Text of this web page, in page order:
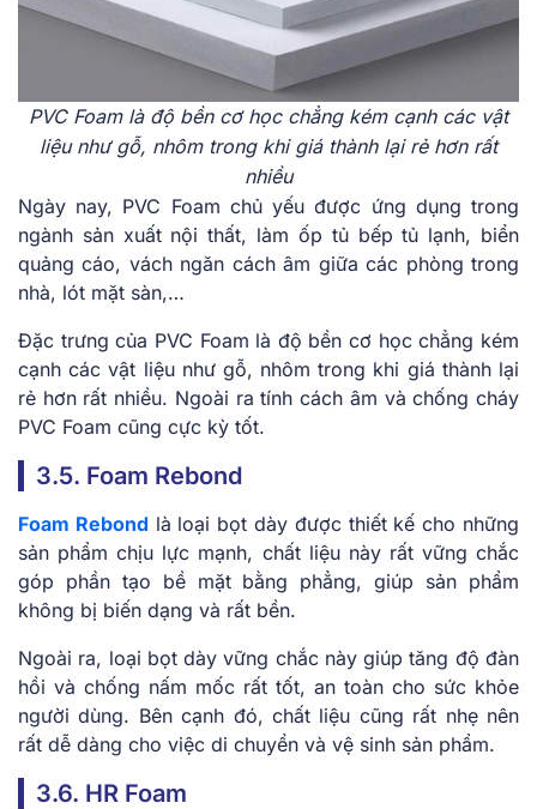
PVC Foam là độ bền cơ học chẳng kém cạnh các vật
liệu như gỗ, nhôm trong khi giá thành lại rẻ hơn rất
nhiều
Ngày nay, PVC Foam chủ yếu được ứng dụng trong
ngành sản xuất nội thất, làm ốp tủ bếp tủ lạnh, biển
quảng cáo, vách ngăn cách âm giữa các phòng trong
nhà, lót mặt sàn,…
Đặc trưng của PVC Foam là độ bền cơ học chẳng kém
cạnh các vật liệu như gỗ, nhôm trong khi giá thành lại
rẻ hơn rất nhiều. Ngoài ra tính cách âm và chống cháy
PVC Foam cũng cực kỳ tốt.
3.5. Foam Rebond
Foam Rebond là loại bọt dày được thiết kế cho những
sản phẩm chịu lực mạnh, chất liệu này rất vững chắc
góp phần tạo bề mặt bằng phẳng, giúp sản phẩm
không bị biến dạng và rất bền.
Ngoài ra, loại bọt dày vững chắc này giúp tăng độ đàn
hồi và chống nấm mốc rất tốt, an toàn cho sức khỏe
người dùng. Bên cạnh đó, chất liệu cũng rất nhẹ nên
rất dễ dàng cho việc di chuyển và vệ sinh sản phẩm.
3.6. HR Foam